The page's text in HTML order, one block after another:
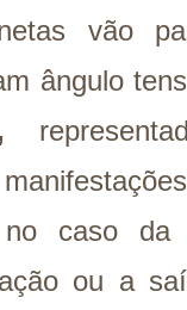
vão
ângulo
caso da
ou a